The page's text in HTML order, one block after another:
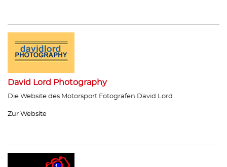
David Lord Photography
Die Website des Motorsport Fotografen David Lord
Zur Website